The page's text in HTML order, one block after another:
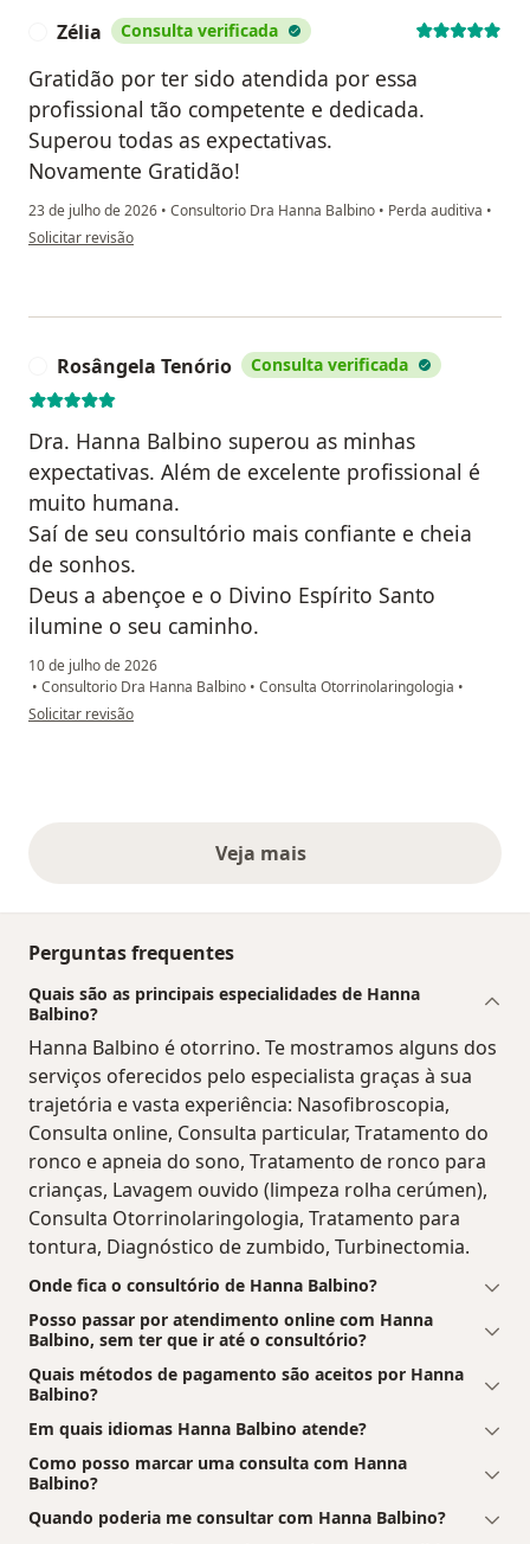
Zélia Consulta verificada
Gratidão por ter sido atendida por essa
profissional tão competente e dedicada.
Superou todas as expectativas.
Novamente Gratidão!
23 de julho de 2026 • Consultorio Dra Hanna Balbino • Perda auditiva •
na opinião do utilizador Zélia
Solicitar revisão
Rosângela Tenório Consulta verificada
Dra. Hanna Balbino superou as minhas
expectativas. Além de excelente profissional é
muito humana.
Saí de seu consultório mais confiante e cheia
de sonhos.
Deus a abençoe e o Divino Espírito Santo
ilumine o seu caminho.
10 de julho de 2026
• Consultorio Dra Hanna Balbino • Consulta Otorrinolaringologia •
na opinião do utilizador Rosângela Tenório
Solicitar revisão
Veja maisopiniões acima
Perguntas frequentes
Quais são as principais especialidades de Hanna
Balbino?
Hanna Balbino é otorrino. Te mostramos alguns dos
serviços oferecidos pelo especialista graças à sua
trajetória e vasta experiência: Nasofibroscopia,
Consulta online, Consulta particular, Tratamento do
ronco e apneia do sono, Tratamento de ronco para
crianças, Lavagem ouvido (limpeza rolha cerúmen),
Consulta Otorrinolaringologia, Tratamento para
tontura, Diagnóstico de zumbido, Turbinectomia.
Onde fica o consultório de Hanna Balbino?
Posso passar por atendimento online com Hanna
Balbino, sem ter que ir até o consultório?
Quais métodos de pagamento são aceitos por Hanna
Balbino?
Em quais idiomas Hanna Balbino atende?
Como posso marcar uma consulta com Hanna
Balbino?
Quando poderia me consultar com Hanna Balbino?